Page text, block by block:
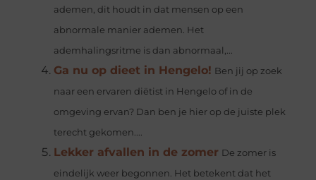
ademen, dit houdt in dat mensen op een
abnormale manier ademen. Het
ademhalingsritme is dan abnormaal,...
Ga nu op dieet in Hengelo! Ben jij op zoek
naar een ervaren diëtist in Hengelo of in de
omgeving ervan? Dan ben je hier op de juiste plek
terecht gekomen....
Lekker afvallen in de zomer De zomer is
eindelijk weer begonnen. Het betekent dat het